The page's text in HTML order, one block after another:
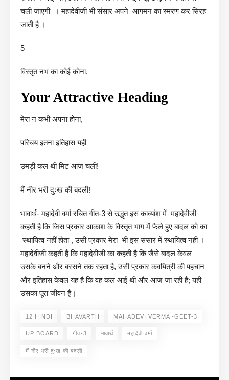
चली जाएगी । महादेवीजी भी संसार अपने आगमन का स्मरण कर सिरह
जाती है ।
5
विस्तृत नभ का कोई कोना,
Your Attractive Heading
मेरा न कभी अपना होना,
परिचय इतना इतिहास यही
उमड़ी कल थी मिट आज चली!
मैं नीर भरी दुःख की बदली!
भावार्थ- महादेवी वर्मा रचित गीत-3 से उद्धृत इस काव्यांश में महादेवीजी
कहती है कि जिस प्रकार आकाश के विस्तृत भाग में फैले हुए बादल को का
स्थायित्व नहीं होता , उसी प्रकार मेरा भी इस संसार में स्थायित्व नहीं ।
महादेवीजी कहती हैं कि महादेवीजी का कहती है कि जैसे बादल केवल
उसके बनने और बरसने तक रहता है, उसी प्रकार कवयित्री की पहचान
और इतिहास केवल यह है कि वह कल आई थी और आज जा रही है; यही
उसका पूरा जीवन है।
12 HINDI BHAVARTH MAHADEVI VERMA -GEET-3
UP BOARD गीत-3 भावार्थ महादेवी वर्मा
मैं नीर भरी दुःख की बदली